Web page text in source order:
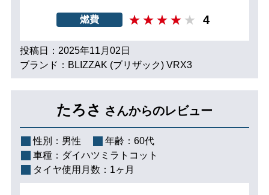
燃費 4
投稿日：2025年11月02日
ブランド：BLIZZAK (ブリザック) VRX3
たろさ さんからのレビュー
性別： 男性 年齢： 60代
車種： ダイハツミラトコット
タイヤ使用月数： 1ヶ月